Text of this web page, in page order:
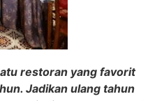
restoran yang favorit
Jadikan ulang tahun